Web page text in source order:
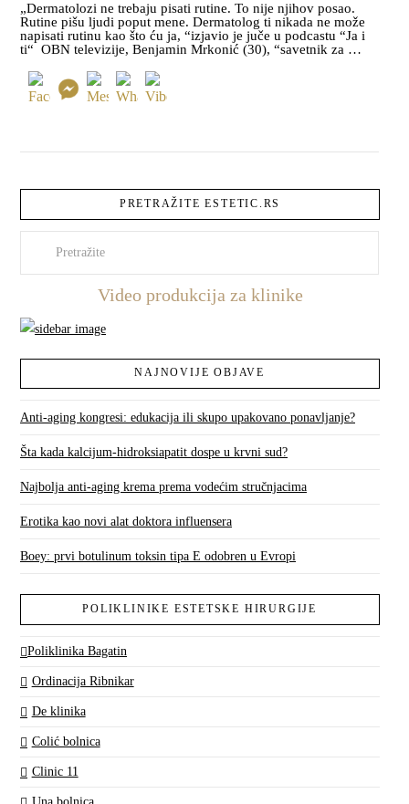
„Dermatolozi ne trebaju pisati rutine. To nije njihov posao.
Rutine pišu ljudi poput mene. Dermatolog ti nikada ne može
napisati rutinu kao što ću ja, “izjavio je juče u podcastu “Ja i
ti“ OBN televizije, Benjamin Mrkonić (30), “savetnik za …
PRETRAŽITE ESTETIC.RS
Video produkcija za klinike
NAJNOVIJE OBJAVE
Anti-aging kongresi: edukacija ili skupo upakovano ponavljanje?
Šta kada kalcijum-hidroksiapatit dospe u krvni sud?
Najbolja anti-aging krema prema vodećim stručnjacima
Erotika kao novi alat doktora influensera
Boey: prvi botulinum toksin tipa E odobren u Evropi
POLIKLINIKE ESTETSKE HIRURGIJE
Poliklinika Bagatin
Ordinacija Ribnikar
De klinika
Colić bolnica
Clinic 11